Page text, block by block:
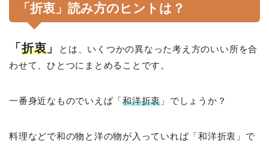
「折衷」読み方のヒントは？
「 折衷 」
とは、いくつかの異なった考え方のいい所を合
わせて、ひとつにまとめることです。
一番身近なものでいえば「和洋折衷 」でしょうか？
料理などで和の物と洋の物が入っていれば「和洋折衷」で